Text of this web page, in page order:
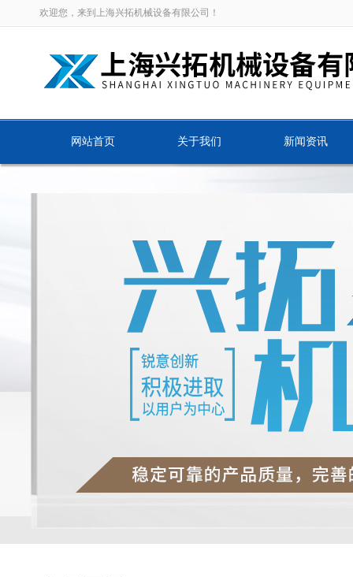
欢迎您，来到上海兴拓机械设备有限公司！
网站首页 关于我们 新闻资讯